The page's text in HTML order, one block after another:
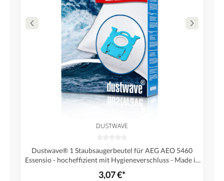
DUSTWAVE
Dustwave® 1 Staubsaugerbeutel für AEG AEO 5460
Essensio - hocheffizient mit Hygieneverschluss - Made in
Germany
3,07 €*